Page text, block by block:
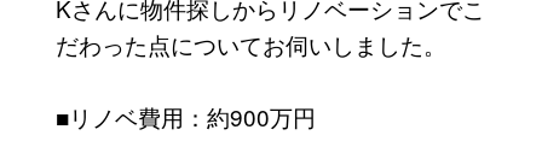
Kさんに物件探しからリノベーションでこ
だわった点についてお伺いしました。
■リノベ費用：約900万円